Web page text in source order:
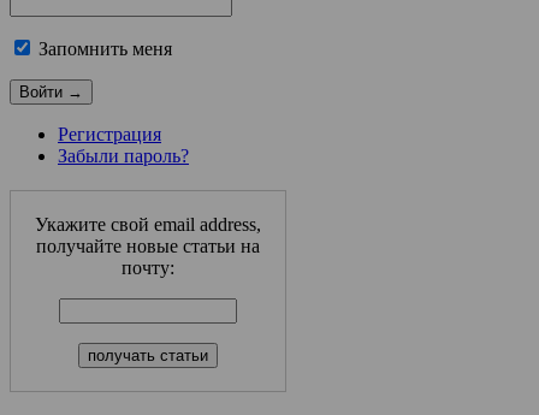
Запомнить меня
Регистрация
Забыли пароль?
Укажите свой email address,
получайте новые статьи на
почту: